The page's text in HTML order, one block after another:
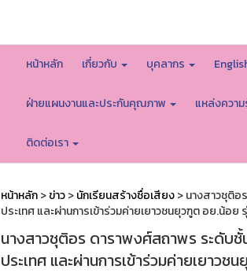
หน้าหลัก เกี่ยวกับ บุคลากร
ฝ่ายแผนงานและประกันคุณภาพ แหล่งควา
ติดต่อเรา
หน้าหลัก>ข่าว>นักเรียนสร้างชื่อเสียง> นางสาวชุติอ
ประเทศ และผ่านการเข้าร่วมค่ายเยาวชนยุวฑูต อย.น้อ
นางสาวชุติอร ดาราพงศ์สถาพร ระดับ
ประเทศ และผ่านการเข้าร่วมค่ายเยาว